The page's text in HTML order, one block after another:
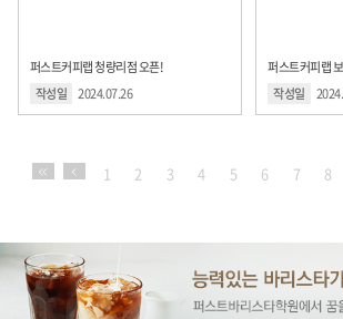
퍼스트커피랩 청량리점 오픈!
작성일 2024.07.26
퍼스트커피랩
작성일
1 2 3 4 5 6 7 8